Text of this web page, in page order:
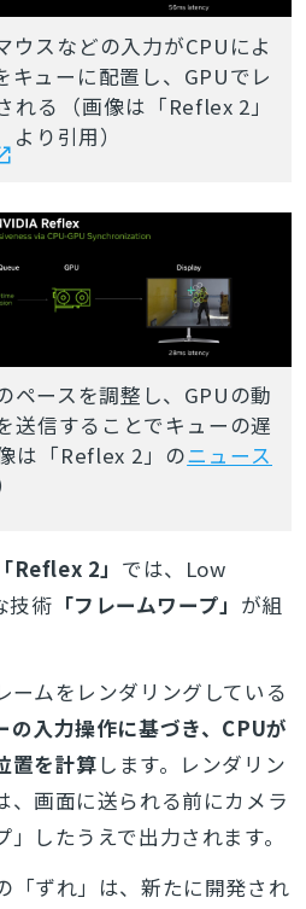
ウスなどの入力がCPUによ
キューに配置し、GPUでレ
れる（画像は「Reflex 2」
より引用）
ペースを調整し、GPUの動
送信することでキューの遅
は「Reflex 2」のニュース
「Reflex 2」 では、Low
技術 「フレームワープ」 が組
ームをレンダリングしている
の入力操作に基づき、CPUが
置を計算 します。レンダリン
、画面に送られる前にカメラ
したうえで出力されます。
「ずれ」は、新たに開発され